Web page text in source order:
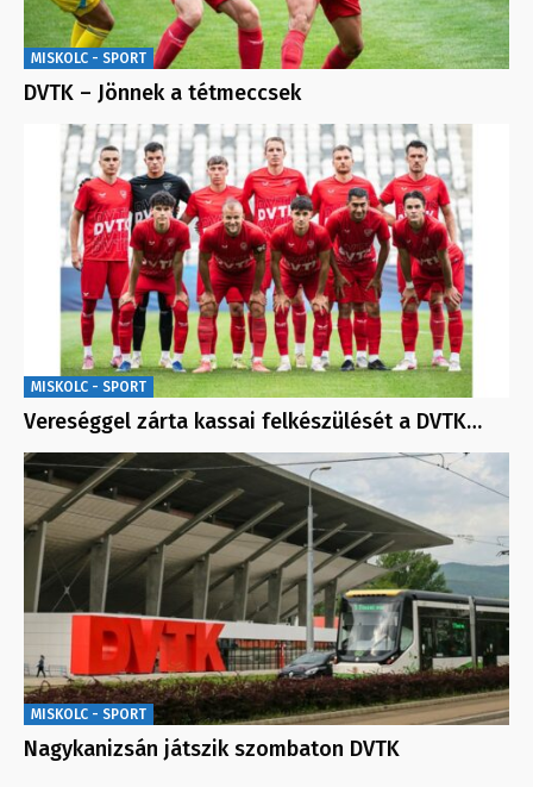
MISKOLC - SPORT
DVTK – Jönnek a tétmeccsek
MISKOLC - SPORT
Vereséggel zárta kassai felkészülését a DVTK…
MISKOLC - SPORT
Nagykanizsán játszik szombaton DVTK